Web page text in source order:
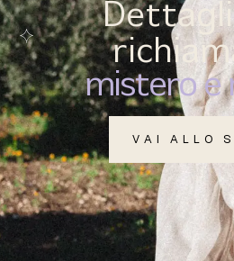
mistero e
VAI ALLO